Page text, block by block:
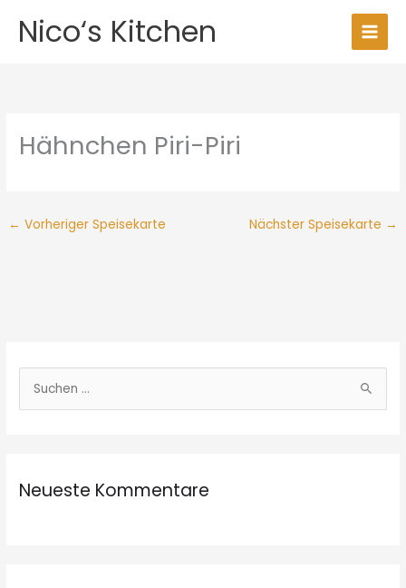
Inhalt
springen
Nico‘s Kitchen
Hähnchen Piri-Piri
← Vorheriger Speisekarte Nächster Speisekarte →
u
e
Neueste Kommentare